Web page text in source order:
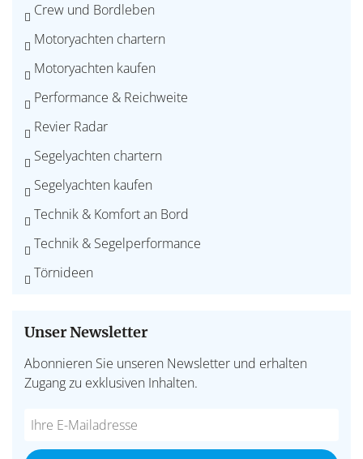
Crew und Bordleben
Motoryachten chartern
Motoryachten kaufen
Performance & Reichweite
Revier Radar
Segelyachten chartern
Segelyachten kaufen
Technik & Komfort an Bord
Technik & Segelperformance
Törnideen
Unser Newsletter
Abonnieren Sie unseren Newsletter und erhalten
Zugang zu exklusiven Inhalten.
Do
*Ihre